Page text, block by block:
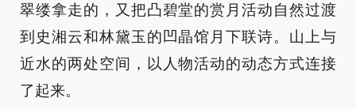
翠缕拿走的，又把凸碧堂的赏月活动自然过渡
到史湘云和林黛玉的凹晶馆月下联诗。山上与
近水的两处空间，以人物活动的动态方式连接
了起来。